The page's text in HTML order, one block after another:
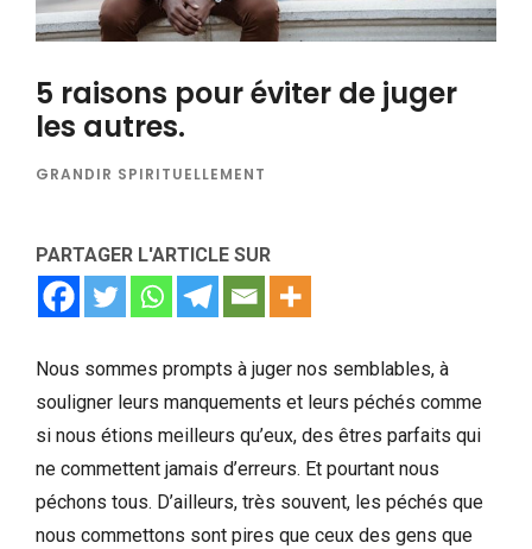
5 raisons pour éviter de juger
les autres.
GRANDIR SPIRITUELLEMENT
PARTAGER L'ARTICLE SUR
Nous sommes prompts à juger nos semblables, à
souligner leurs manquements et leurs péchés comme
si nous étions meilleurs qu’eux, des êtres parfaits qui
ne commettent jamais d’erreurs. Et pourtant nous
péchons tous. D’ailleurs, très souvent, les péchés que
nous commettons sont pires que ceux des gens que